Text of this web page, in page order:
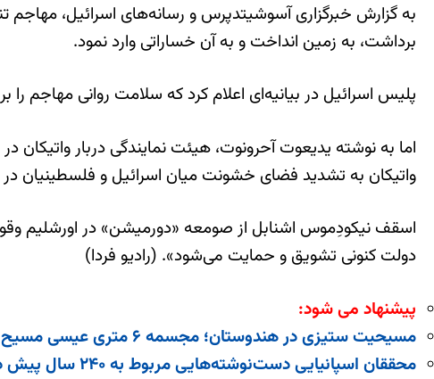
به گزارش خبرگزاری آسوشیتدپرس و رسانه‌های اسرائیل،
برداشت، به زمین انداخت و به آن خساراتی وارد نمود.
پلیس اسرائیل در بیانیه‌ای اعلام کرد که سلامت روانی
اما به نوشته یدیعوت آحرونوت، هیئت نمایندگی دربار واتیکان
واتیکان به تشدید فضای خشونت میان اسرائیل و فلسطینیان
اسقف نیکودِموس اشنابل از صومعه «دورمیشن» در اورشلیم
دولت کنونی تشویق و حمایت می‌شود». (رادیو فردا)
پیشنهاد می شود:
مسیحیت ستیزی در هندوستان؛ مجسمه ۶ متری عیسی مسیح تخریب شد!
محققان اسپانیایی دست‌نوشته‌هایی مربوط به ۲۴۰ سال پیش در مجسمه مسیح کشف کردند